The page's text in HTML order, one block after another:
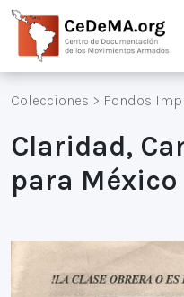
Colecciones > Fondos
Claridad,
para México